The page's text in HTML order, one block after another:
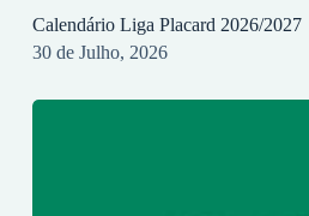
Calendário Liga Placard 2026/2027
30 de Julho, 2026